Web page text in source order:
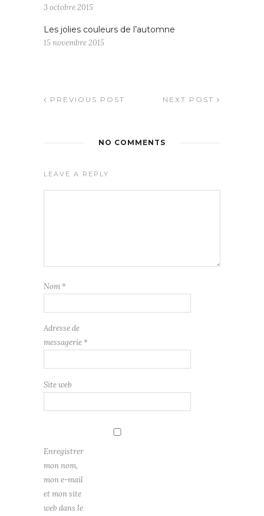
3 octobre 2015
Les jolies couleurs de l’automne
15 novembre 2015
PREVIOUS POST NEXT POST
NO COMMENTS
LEAVE A REPLY
Nom *
Adresse de
messagerie *
Site web
Enregistrer
mon nom,
mon e-mail
et mon site
web dans le